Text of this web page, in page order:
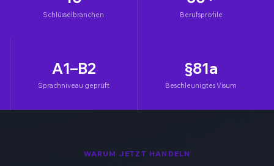
Schlüsselbranchen Berufsprofile
A1–B2
Sprachniveau geprüft
§81a
Beschleunigtes Visum
WARUM JETZT HANDELN